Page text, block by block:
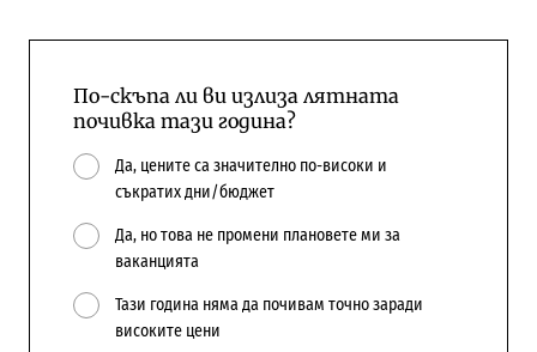
По-скъпа ли ви излиза лятната
почивка тази година?
Да, цените са значително по-високи и
съкратих дни/бюджет
Да, но това не промени плановете ми за
ваканцията
Тази година няма да почивам точно заради
високите цени